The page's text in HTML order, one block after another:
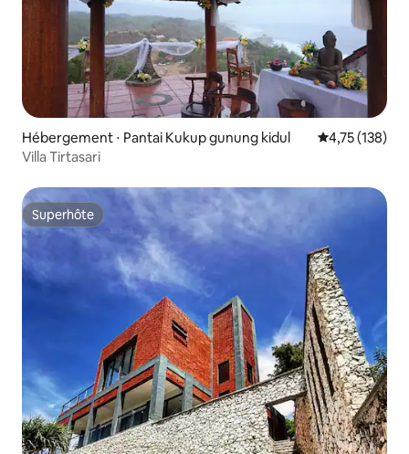
Hébergement ⋅ Pantai Kukup gunung kidul Évaluation
4,75 (138)
Villa Tirtasari
Superhôte
Superhôte